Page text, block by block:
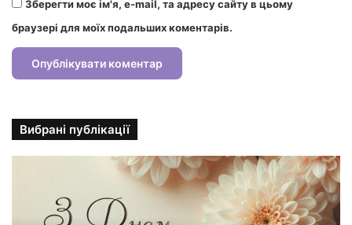
Зберегти моє ім'я, e-mail, та адресу сайту в цьому
браузері для моїх подальших коментарів.
Вибрані публікації